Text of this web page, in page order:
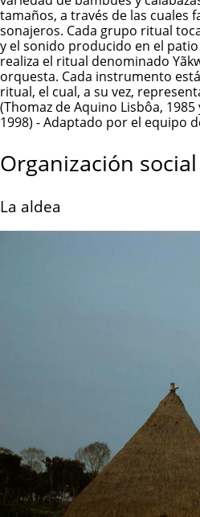
tamaños, a través de las cuales
sonajeros. Cada grupo ritual
y el sonido producido en el
realiza el ritual denominado
orquesta. Cada instrumento
ritual, el cual, a su vez,
(Thomaz de Aquino Lisbôa,
1998) - Adaptado por el equipo
Organización social
La aldea